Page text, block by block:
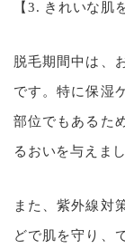
【3. きれいな肌
脱毛期間中は、
です。特に保湿
部位でもあるた
るおいを与えま
また、紫外線対
どで肌を守り、